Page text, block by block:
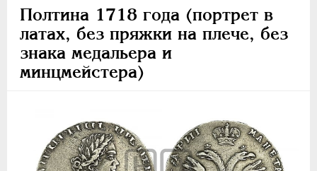
Полтина 1718 года (портрет в
латах, без пряжки на плече, без
знака медальера и
минцмейстера)
Медь
Пробные
Для Речи Посполитой
Монетовидные жетоны
1727-1729
АННА ИОАННОВНА 1730-1740
ИОАНН АНТОНОВИЧ 1740-1741